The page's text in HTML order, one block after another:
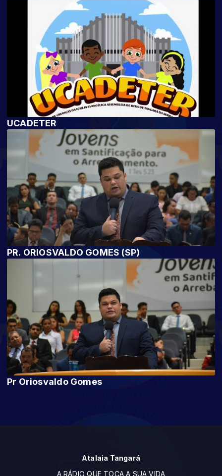
UCADETER
PR. ORIOSVALDO GOMES (SP)
Pr Oriosvaldo Gomes
Atalaia Tangará
A RÁDIO QUE TOCA A SUA VIDA